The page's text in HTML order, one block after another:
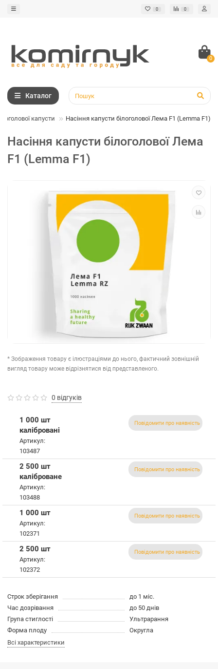
0 0
0
Каталог
капусти Насіння капусти білоголової Лема F1 (Lemma F1)
Насіння капусти білоголової Лема
F1 (Lemma F1)
* Зображення товару є ілюстраціями до нього, фактичний зовнішній
вигляд товару може відрізнятися від представленого.
0 відгуків
1 000 шт
калібровані
Артикул:
103487
Повідомити про наявність
2 500 шт
каліброване
Артикул:
103488
Повідомити про наявність
1 000 шт
Артикул:
102371
Повідомити про наявність
2 500 шт
Артикул:
102372
Повідомити про наявність
Строк зберігання
до 1 міс.
Час дозрівання
до 50 днів
Група стиглості
Ультрарання
Форма плоду
Округла
Всі характеристики